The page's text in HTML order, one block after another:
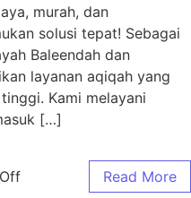
murah, dan
solusi tepat! Sebagai
Baleendah dan
layanan aqiqah yang
Kami melayani
[…]
Read More